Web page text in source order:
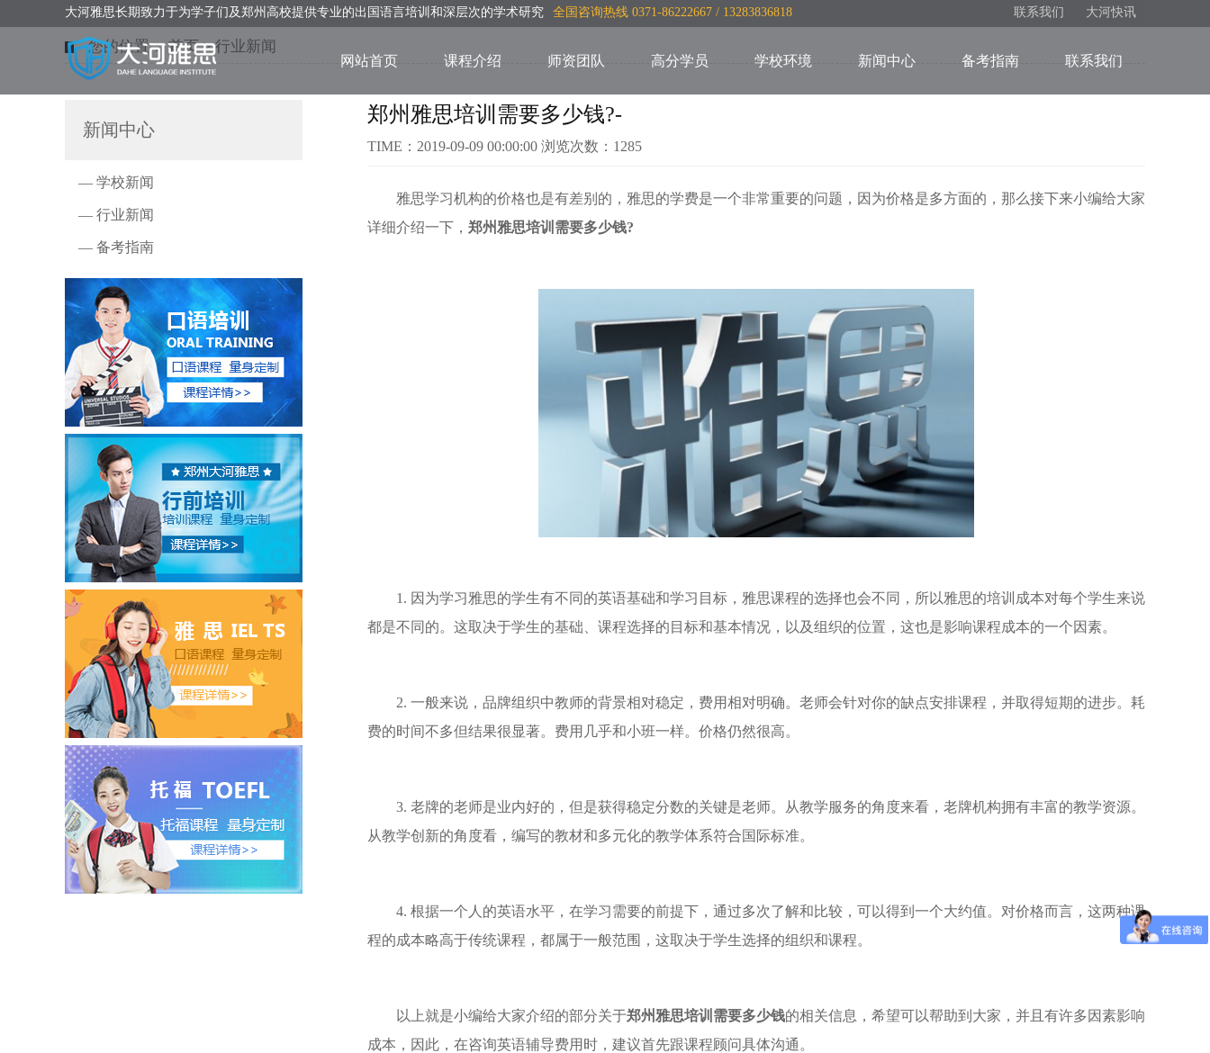
大河雅思长期致力于为学子们及郑州高校提供专业的出国语言培训和深层次的学术研究 全国咨询热线 0371-86222667 / 13283836818 联系我们 大河快讯
网站首页 课程介绍 师资团队 高分学员 学校环境 新闻中心 备考指南 联系我们
您的位置：首页>行业新闻
新闻中心
— 学校新闻
— 行业新闻
— 备考指南
郑州雅思培训需要多少钱?-
TIME：2019-09-09 00:00:00 浏览次数：1285
雅思学习机构的价格也是有差别的，雅思的学费是一个非常重要的问题，因为价格是多方面的，那么接下来小编给大家
详细介绍一下， 郑州雅思培训需要多少钱?
1. 因为学习雅思的学生有不同的英语基础和学习目标，雅思课程的选择也会不同，所以雅思的培训成本对每个学生来说
都是不同的。这取决于学生的基础、课程选择的目标和基本情况，以及组织的位置，这也是影响课程成本的一个因素。
2. 一般来说，品牌组织中教师的背景相对稳定，费用相对明确。老师会针对你的缺点安排课程，并取得短期的进步。耗
费的时间不多但结果很显著。费用几乎和小班一样。价格仍然很高。
3. 老牌的老师是业内好的，但是获得稳定分数的关键是老师。从教学服务的角度来看，老牌机构拥有丰富的教学资源。
从教学创新的角度看，编写的教材和多元化的教学体系符合国际标准。
4. 根据一个人的英语水平，在学习需要的前提下，通过多次了解和比较，可以得到一个大约值。对价格而言，这两种课
程的成本略高于传统课程，都属于一般范围，这取决于学生选择的组织和课程。
以上就是小编给大家介绍的部分关于郑州雅思培训需要多少钱的相关信息，希望可以帮助到大家，并且有许多因素影响
成本，因此，在咨询英语辅导费用时，建议首先跟课程顾问具体沟通。